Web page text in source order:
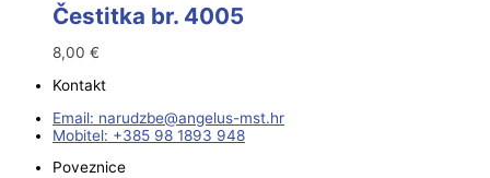
Čestitka br. 4005
8,00 €
Kontakt
Email:
rh.tsm-sulegna
@ebzduran
Mobitel: +385 98 1893 948
Poveznice